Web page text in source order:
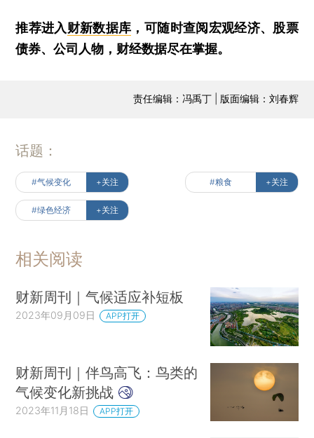
推荐进入财新数据库 ，可随时查阅宏观经济、股票
债券、公司人物，财经数据尽在掌握。
责任编辑：冯禹丁 | 版面编辑：刘春辉
话题：
#气候变化 +关注 #粮食 +关注
#绿色经济 +关注
相关阅读
财新周刊｜气候适应补短板
2023年09月09日 APP打开
财新周刊｜伴鸟高飞：鸟类的
气候变化新挑战
2023年11月18日 APP打开